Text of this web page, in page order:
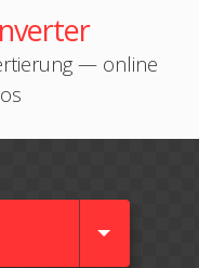
— online